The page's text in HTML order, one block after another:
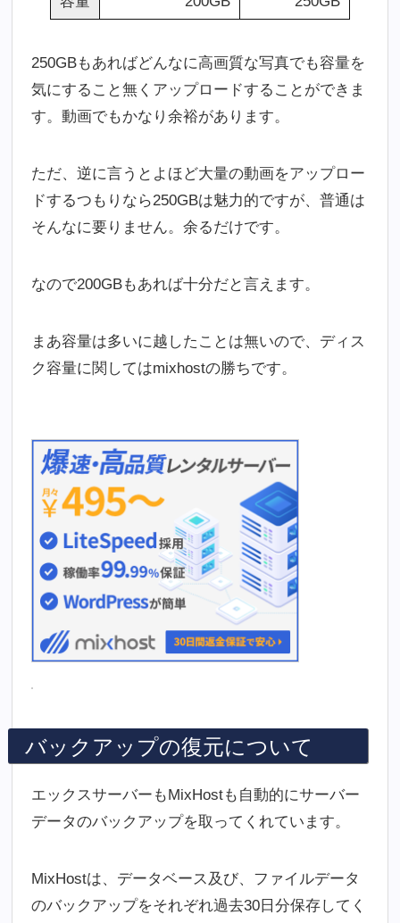
250GBもあればどんなに高画質な写真でも容量を
気にすること無くアップロードすることができま
す。動画でもかなり余裕があります。
ただ、逆に言うとよほど大量の動画をアップロー
ドするつもりなら250GBは魅力的ですが、普通は
そんなに要りません。余るだけです。
なので200GBもあれば十分だと言えます。
まあ容量は多いに越したことは無いので、ディス
ク容量に関してはmixhostの勝ちです。
バックアップの復元について
エックスサーバーもMixHostも自動的にサーバー
データのバックアップを取ってくれています。
MixHostは、データベース及び、ファイルデータ
のバックアップをそれぞれ過去30日分保存してく